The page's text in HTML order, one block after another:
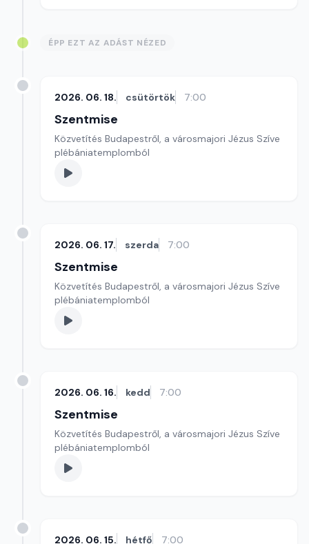
ÉPP EZT AZ ADÁST NÉZED
2026. 06. 18. csütörtök 7:00
Szentmise
Közvetítés Budapestről, a városmajori Jézus Szíve
plébániatemplomból
2026. 06. 17. szerda 7:00
Szentmise
Közvetítés Budapestről, a városmajori Jézus Szíve
plébániatemplomból
2026. 06. 16. kedd 7:00
Szentmise
Közvetítés Budapestről, a városmajori Jézus Szíve
plébániatemplomból
2026. 06. 15. hétfő 7:00